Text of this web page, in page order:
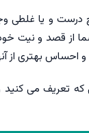
و یا غلطی
قصد و نیت خود
بهتری از
که تعریف می